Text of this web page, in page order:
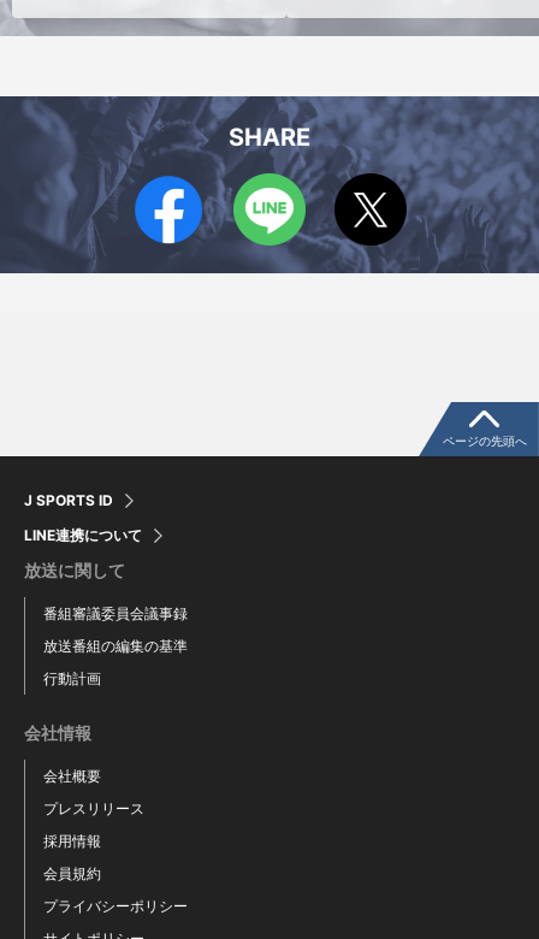
SHARE
J SPORTS ID
LINE連携について
放送に関して
番組審議委員会議事録
放送番組の編集の基準
行動計画
会社情報
会社概要
プレスリリース
採用情報
会員規約
プライバシーポリシー
ページの先頭へ